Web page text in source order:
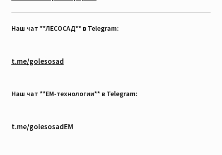
Наш чат **ЛЕСОСАД** в Telegram:
t.me/golesosad
Наш чат **EM-технологии** в Telegram:
t.me/golesosadEM